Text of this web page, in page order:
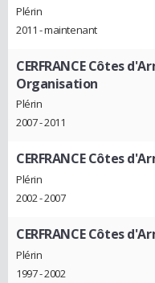
Plérin
2011 - maintenant
CERFRANCE Côtes
Organisation
Plérin
2007 - 2011
CERFRANCE Côtes
Plérin
2002 - 2007
CERFRANCE Côtes
Plérin
1997 - 2002